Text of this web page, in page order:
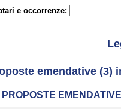
e occorrenze:
emendative (3)
PROPOSTE